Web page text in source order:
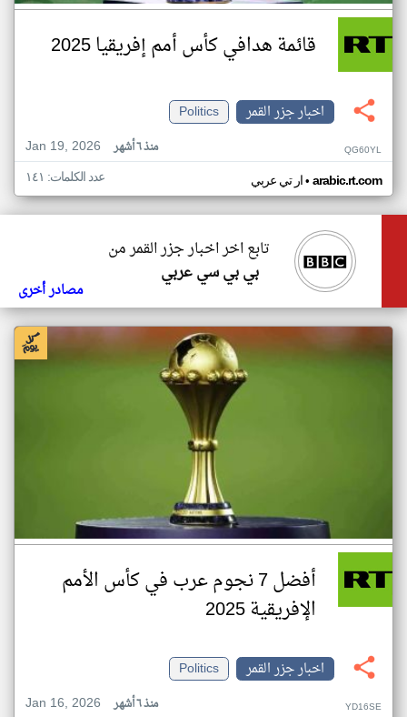
قائمة هدافي كأس أمم إفريقيا 2025
اخبار جزر القمر
Politics
Jan 19, 2026
منذ ٦ أشهر QG60YL
ار تي عربي• arabic.rt.com عدد الكلمات: ١٤١
تابع اخر اخبار جزر القمر من
بي بي سي عربي
مصادر أخرى
أفضل 7 نجوم عرب في كأس الأمم
الإفريقية 2025
اخبار جزر القمر
Politics
Jan 16, 2026
منذ ٦ أشهر YD16SE